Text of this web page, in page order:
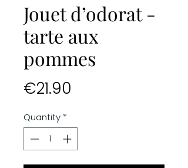
Jouet d’odorat -
tarte aux
pommes
€21.90
Quantity *